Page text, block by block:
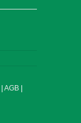
AGB